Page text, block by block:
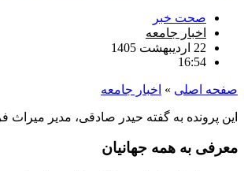
صحت خبر
اخبار جامعه
22 اردیبهشت 1405
16:54
صفحه اصلی » اخبار جامعه
این پرونده به گفته حیدر صادقی، مدیر
معرفی به همه جهانیان